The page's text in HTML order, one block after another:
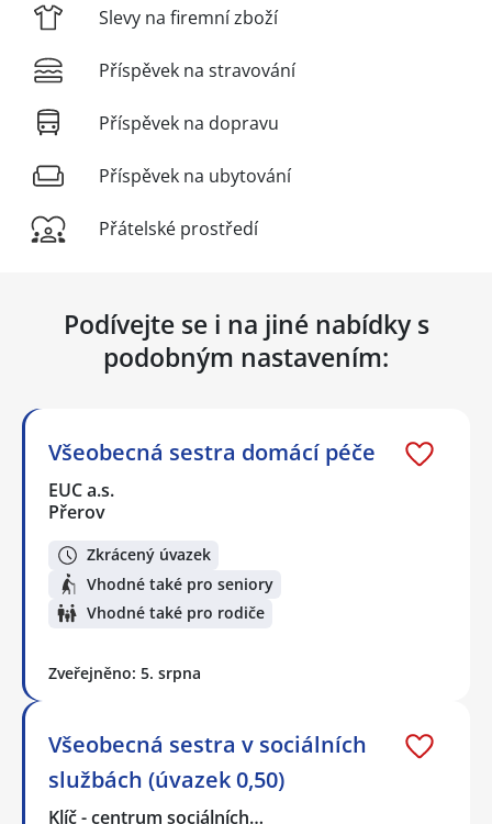
Slevy na firemní zboží
Příspěvek na stravování
Příspěvek na dopravu
Příspěvek na ubytování
Přátelské prostředí
Podívejte se i na jiné nabídky s
podobným nastavením:
Všeobecná sestra domácí péče
EUC a.s.
Přerov
Zkrácený úvazek
Vhodné také pro seniory
Vhodné také pro rodiče
Zveřejněno: 5. srpna
Všeobecná sestra v sociálních
službách (úvazek 0,50)
Klíč - centrum sociálních…